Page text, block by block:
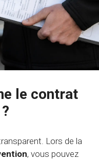
le contrat
Lors de la
, vous pouvez